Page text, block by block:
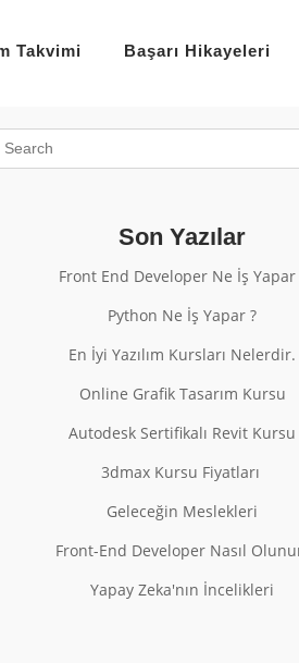
Takvimi Başarı Hikayeleri
Son Yazılar
Front End Developer Ne İş Yapar
Python Ne İş Yapar ?
En İyi Yazılım Kursları Nelerdir.
Online Grafik Tasarım Kursu
Autodesk Sertifikalı Revit Kursu
3dmax Kursu Fiyatları
Geleceğin Meslekleri
Front-End Developer Nasıl
Yapay Zeka'nın İncelikleri